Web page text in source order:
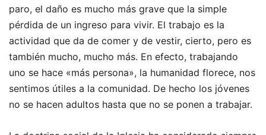
paro, el daño es mucho más grave que la simple
pérdida de un ingreso para vivir. El trabajo es la
actividad que da de comer y de vestir, cierto, pero es
también mucho, mucho más. En efecto, trabajando
uno se hace «más persona», la humanidad florece, nos
sentimos útiles a la comunidad. De hecho los jóvenes
no se hacen adultos hasta que no se ponen a trabajar.